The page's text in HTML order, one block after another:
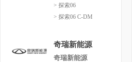
> 探索06
> 探索06 C-DM
奇瑞新能源
奇瑞新能源